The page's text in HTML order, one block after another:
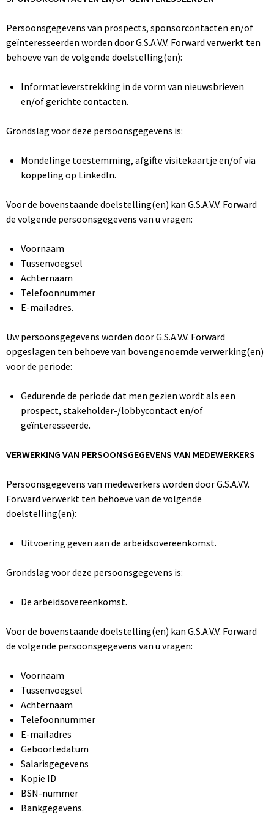
Persoonsgegevens van prospects, sponsorcontacten en/of
geïnteresseerden worden door G.S.A.V.V. Forward verwerkt ten
behoeve van de volgende doelstelling(en):
Informatieverstrekking in de vorm van nieuwsbrieven
en/of gerichte contacten.
Grondslag voor deze persoonsgegevens is:
Mondelinge toestemming, afgifte visitekaartje en/of via
koppeling op LinkedIn.
Voor de bovenstaande doelstelling(en) kan G.S.A.V.V. Forward
de volgende persoonsgegevens van u vragen:
Voornaam
Tussenvoegsel
Achternaam
Telefoonnummer
E-mailadres.
Uw persoonsgegevens worden door G.S.A.V.V. Forward
opgeslagen ten behoeve van bovengenoemde verwerking(en)
voor de periode:
Gedurende de periode dat men gezien wordt als een
prospect, stakeholder-/lobbycontact en/of
geïnteresseerde.
VERWERKING VAN PERSOONSGEGEVENS VAN MEDEWERKERS
Persoonsgegevens van medewerkers worden door G.S.A.V.V.
Forward verwerkt ten behoeve van de volgende
doelstelling(en):
Uitvoering geven aan de arbeidsovereenkomst.
Grondslag voor deze persoonsgegevens is:
De arbeidsovereenkomst.
Voor de bovenstaande doelstelling(en) kan G.S.A.V.V. Forward
de volgende persoonsgegevens van u vragen:
Voornaam
Tussenvoegsel
Achternaam
Telefoonnummer
E-mailadres
Geboortedatum
Salarisgegevens
Kopie ID
BSN-nummer
Bankgegevens.